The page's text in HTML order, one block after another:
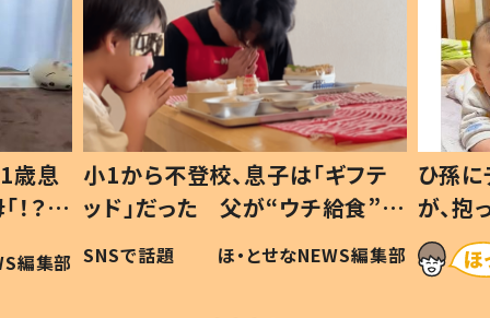
歳息
？」
編集部
小1から不登校、息子は「ギフテ
ッド」だった 父が“ウチ給食”を
作り続ける理由とは #令和の親
#令和の子
SNSで話題 ほ・とせなNEWS編集部
ひ孫
が、
「涙が
い」